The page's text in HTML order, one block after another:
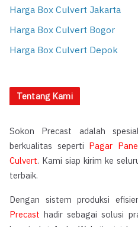
Harga Box Culvert Jakarta
Harga Box Culvert Bogor
Harga Box Culvert Depok
Tentang Kami
Sokon Precast adalah
berkualitas seperti Pagar
Culvert. Kami siap kirim ke
terbaik.
Dengan sistem produksi
Precast hadir sebagai solusi